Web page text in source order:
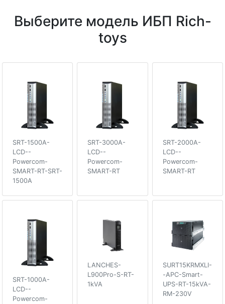
Выберите модель ИБП Rich-
toys
SRT-1500A-
LCD--
Powercom-
SMART-RT-SRT-
1500A
SRT-3000A-
LCD--
Powercom-
SMART-RT
SRT-2000A-
LCD--
Powercom-
SMART-RT
SRT-1000A-
LCD--
Powercom-
LANCHES-
L900Pro-S-RT-
1kVA
SURT15KRMXLI-
-APC-Smart-
UPS-RT-15kVA-
RM-230V